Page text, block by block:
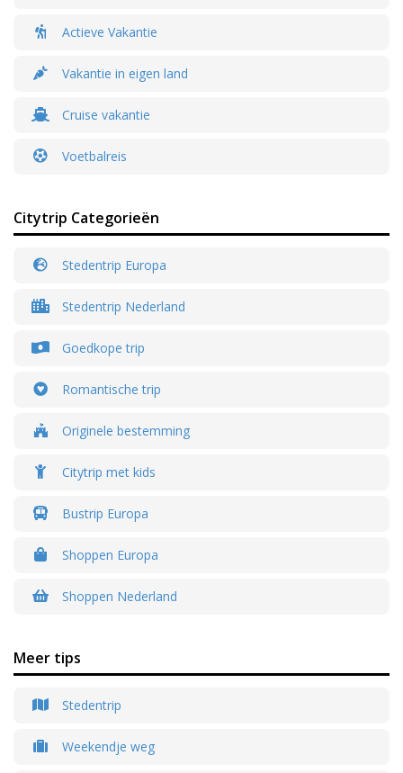
Actieve Vakantie
Vakantie in eigen land
Cruise vakantie
Voetbalreis
Citytrip Categorieën
Stedentrip Europa
Stedentrip Nederland
Goedkope trip
Romantische trip
Originele bestemming
Citytrip met kids
Bustrip Europa
Shoppen Europa
Shoppen Nederland
Meer tips
Stedentrip
Weekendje weg